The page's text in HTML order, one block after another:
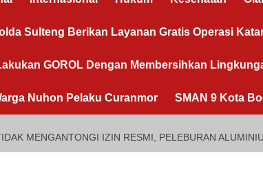
Sulteng Berikan Layanan Gratis Operasi
GOROL Dengan Membersihkan
Nuhon Pelaku Curanmor SMAN 9 Kota
MENGANTONGI IZIN RESMI, PELEBURAN